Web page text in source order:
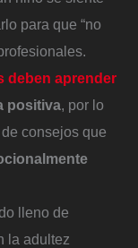
para que “no
deben aprender
positiva, por lo
consejos que
lleno de
la adultez